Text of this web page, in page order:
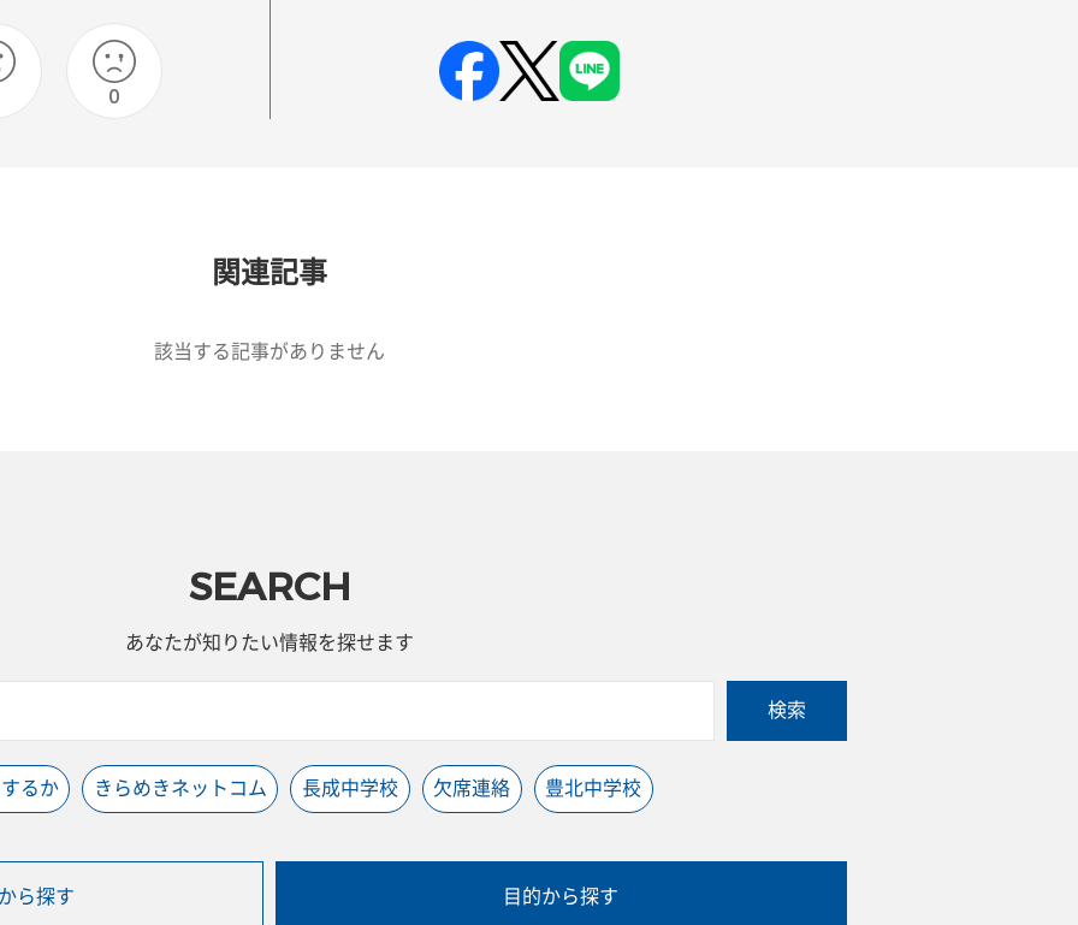
0
関連記事
該当する記事がありません
SEARCH
あなたが知りたい情報を探せます
検索
るか きらめきネットコム 長成中学校 欠席連絡 豊北中学校
ら探す 目的から探す